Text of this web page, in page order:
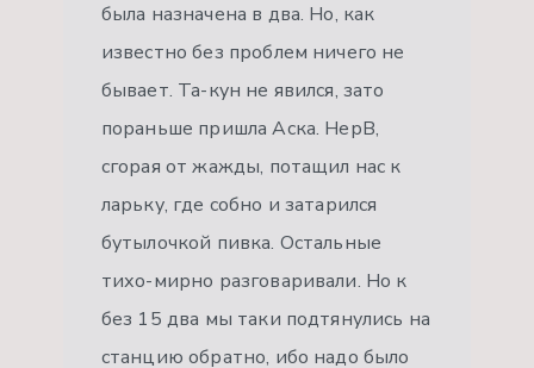
была назначена в два. Но, как
известно без проблем ничего не
бывает. Та-кун не явился, зато
пораньше пришла Аска. НерВ,
сгорая от жажды, потащил нас к
ларьку, где собно и затарился
бутылочкой пивка. Остальные
тихо-мирно разговаривали. Но к
без 15 два мы таки подтянулись на
станцию обратно, ибо надо было